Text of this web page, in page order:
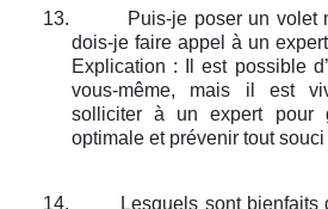
13.
Puis-je poser un volet
dois-je faire appel à un
Explication : Il est possible
vous-même, mais il est
solliciter à un expert pour
optimale et prévenir tout souci
14. Lesquels sont bienfaits